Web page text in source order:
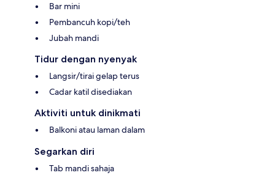
Bar mini
Pembancuh kopi/teh
Jubah mandi
Tidur dengan nyenyak
Langsir/tirai gelap terus
Cadar katil disediakan
Aktiviti untuk dinikmati
Balkoni atau laman dalam
Segarkan diri
Tab mandi sahaja